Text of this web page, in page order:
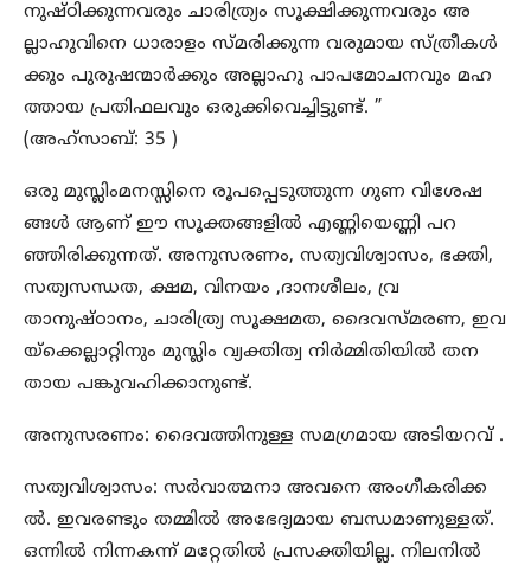
നുഷ്ഠിക്കുന്നവരും ചാരിത്ര്യം സൂക്ഷിക്കുന്നവരും അ
ല്ലാഹുവിനെ ധാരാളം സ്മരിക്കുന്ന വരുമായ സ്ത്രീകൾ
ക്കും പുരുഷന്മാർക്കും അല്ലാഹു പാപമോചനവും മഹ
ത്തായ പ്രതിഫലവും ഒരുക്കിവെച്ചിട്ടുണ്ട്. ”
(അഹ്സാബ്: 35 )
ഒരു മുസ്ലിംമനസ്സിനെ രൂപപ്പെടുത്തുന്ന ഗുണ വിശേഷ
ങ്ങൾ ആണ് ഈ സൂക്തങ്ങളിൽ എണ്ണിയെണ്ണി പറ
ഞ്ഞിരിക്കുന്നത്. അനുസരണം, സത്യവിശ്വാസം, ഭക്തി,
സത്യസന്ധത, ക്ഷമ, വിനയം ,ദാനശീലം, വ്ര
താനുഷ്ഠാനം, ചാരിത്ര്യ സൂക്ഷമത, ദൈവസ്മരണ, ഇവ
യ്ക്കെല്ലാറ്റിനും മുസ്ലിം വ്യക്തിത്വ നിർമ്മിതിയിൽ തന
തായ പങ്കുവഹിക്കാനുണ്ട്.
അനുസരണം: ദൈവത്തിനുള്ള സമഗ്രമായ അടിയറവ് .
സത്യവിശ്വാസം: സർവാത്മനാ അവനെ അംഗീകരിക്ക
ൽ. ഇവരണ്ടും തമ്മിൽ അഭേദ്യമായ ബന്ധമാണുള്ളത്.
ഒന്നിൽ നിന്നകന്ന് മറ്റേതിൽ പ്രസക്തിയില്ല. നിലനിൽ